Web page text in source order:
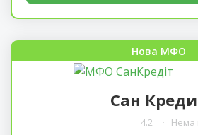
Нова МФО
Сан
4.2 Нема